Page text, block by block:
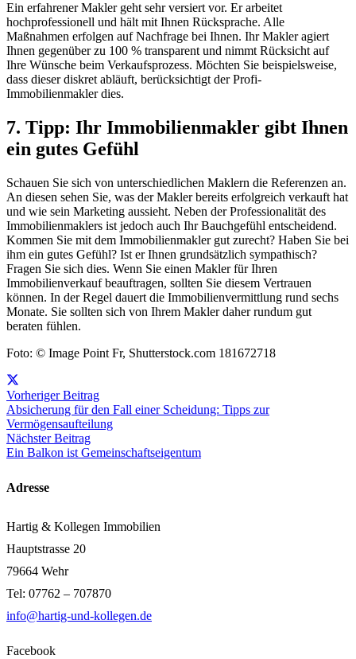
Ein erfahrener Makler geht sehr versiert vor. Er arbeitet
hochprofessionell und hält mit Ihnen Rücksprache. Alle
Maßnahmen erfolgen auf Nachfrage bei Ihnen. Ihr Makler agiert
Ihnen gegenüber zu 100 % transparent und nimmt Rücksicht auf
Ihre Wünsche beim Verkaufsprozess. Möchten Sie beispielsweise,
dass dieser diskret abläuft, berücksichtigt der Profi-
Immobilienmakler dies.
7. Tipp: Ihr Immobilienmakler gibt Ihnen
ein gutes Gefühl
Schauen Sie sich von unterschiedlichen Maklern die Referenzen an.
An diesen sehen Sie, was der Makler bereits erfolgreich verkauft hat
und wie sein Marketing aussieht. Neben der Professionalität des
Immobilienmaklers ist jedoch auch Ihr Bauchgefühl entscheidend.
Kommen Sie mit dem Immobilienmakler gut zurecht? Haben Sie bei
ihm ein gutes Gefühl? Ist er Ihnen grundsätzlich sympathisch?
Fragen Sie sich dies. Wenn Sie einen Makler für Ihren
Immobilienverkauf beauftragen, sollten Sie diesem Vertrauen
können. In der Regel dauert die Immobilienvermittlung rund sechs
Monate. Sie sollten sich von Ihrem Makler daher rundum gut
beraten fühlen.
Foto: © Image Point Fr, Shutterstock.com 181672718
Vorheriger Beitrag
Absicherung für den Fall einer Scheidung: Tipps zur
Vermögensaufteilung
Nächster Beitrag
Ein Balkon ist Gemeinschaftseigentum
Adresse
Hartig & Kollegen Immobilien
Hauptstrasse 20
79664 Wehr
Tel: 07762 – 707870
info@hartig-und-kollegen.de
Facebook